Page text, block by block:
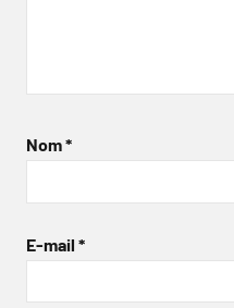
Nom*
E-mail *